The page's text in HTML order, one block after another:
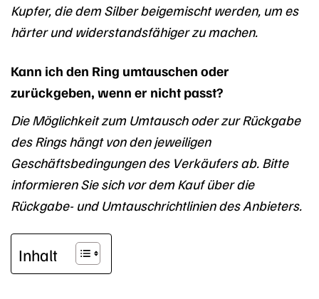
Kupfer, die dem Silber beigemischt werden, um es
härter und widerstandsfähiger zu machen.
Kann ich den Ring umtauschen oder
zurückgeben, wenn er nicht passt?
Die Möglichkeit zum Umtausch oder zur Rückgabe
des Rings hängt von den jeweiligen
Geschäftsbedingungen des Verkäufers ab. Bitte
informieren Sie sich vor dem Kauf über die
Rückgabe- und Umtauschrichtlinien des Anbieters.
Inhalt